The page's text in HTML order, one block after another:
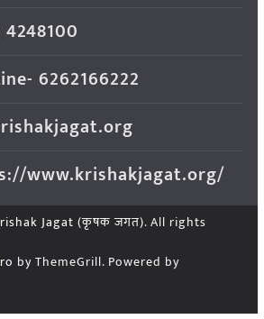
6262166222
www.krishakjagat.org/
Jagat (कृषक जगत). All rights
by ThemeGrill. Powered by